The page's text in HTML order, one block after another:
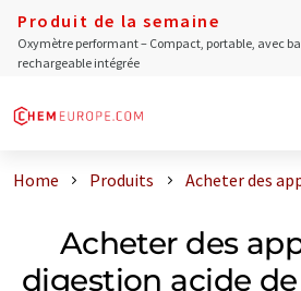
Produit de la semaine
Oxymètre performant – Compact, portable, avec
rechargeable intégrée
Home Produits Acheter des
Acheter des
digestion acide